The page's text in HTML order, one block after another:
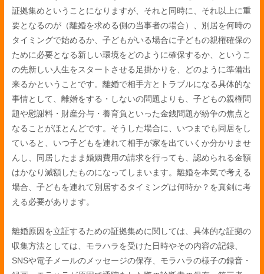
証拠集めということになりますが、それと同時に、それ以上に重
要となるのが（離婚を求める側の当事者の場合）、別居を何時の
タイミングで始めるか、子どもがいる場合に子どもの親権確保の
ために必要となる新しい環境をどのように確保するか、というこ
の先新しい人生をスタートさせる足掛かりを、どのように準備出
来るかということです。離婚で相手方とトラブルになる具体的な
事情として、離婚をする・しないの問題よりも、子どもの親権問
題や慰謝料・財産分与・養育負といった金銭問題が紛争の焦点と
なることがほとんどです。そうした場合に、いつまでも同居をし
ていると、いつ子どもを連れて相手が家を出ていくか分かりませ
んし、同居したまま婚姻費用の請求を行っても、認められる金額
はかなり減額したものになってしまいます。離婚を本気で考える
場合、子どもを連れて別居するタイミングは何時か？を真剣に考
える必要があります。
離婚原因を立証するための証拠集めに関しては、具体的な証拠の
収集方法としては、モラハラを受けた日時やその内容の記録、
SNSや電子メールのメッセージの保存、モラハラの様子の録音・